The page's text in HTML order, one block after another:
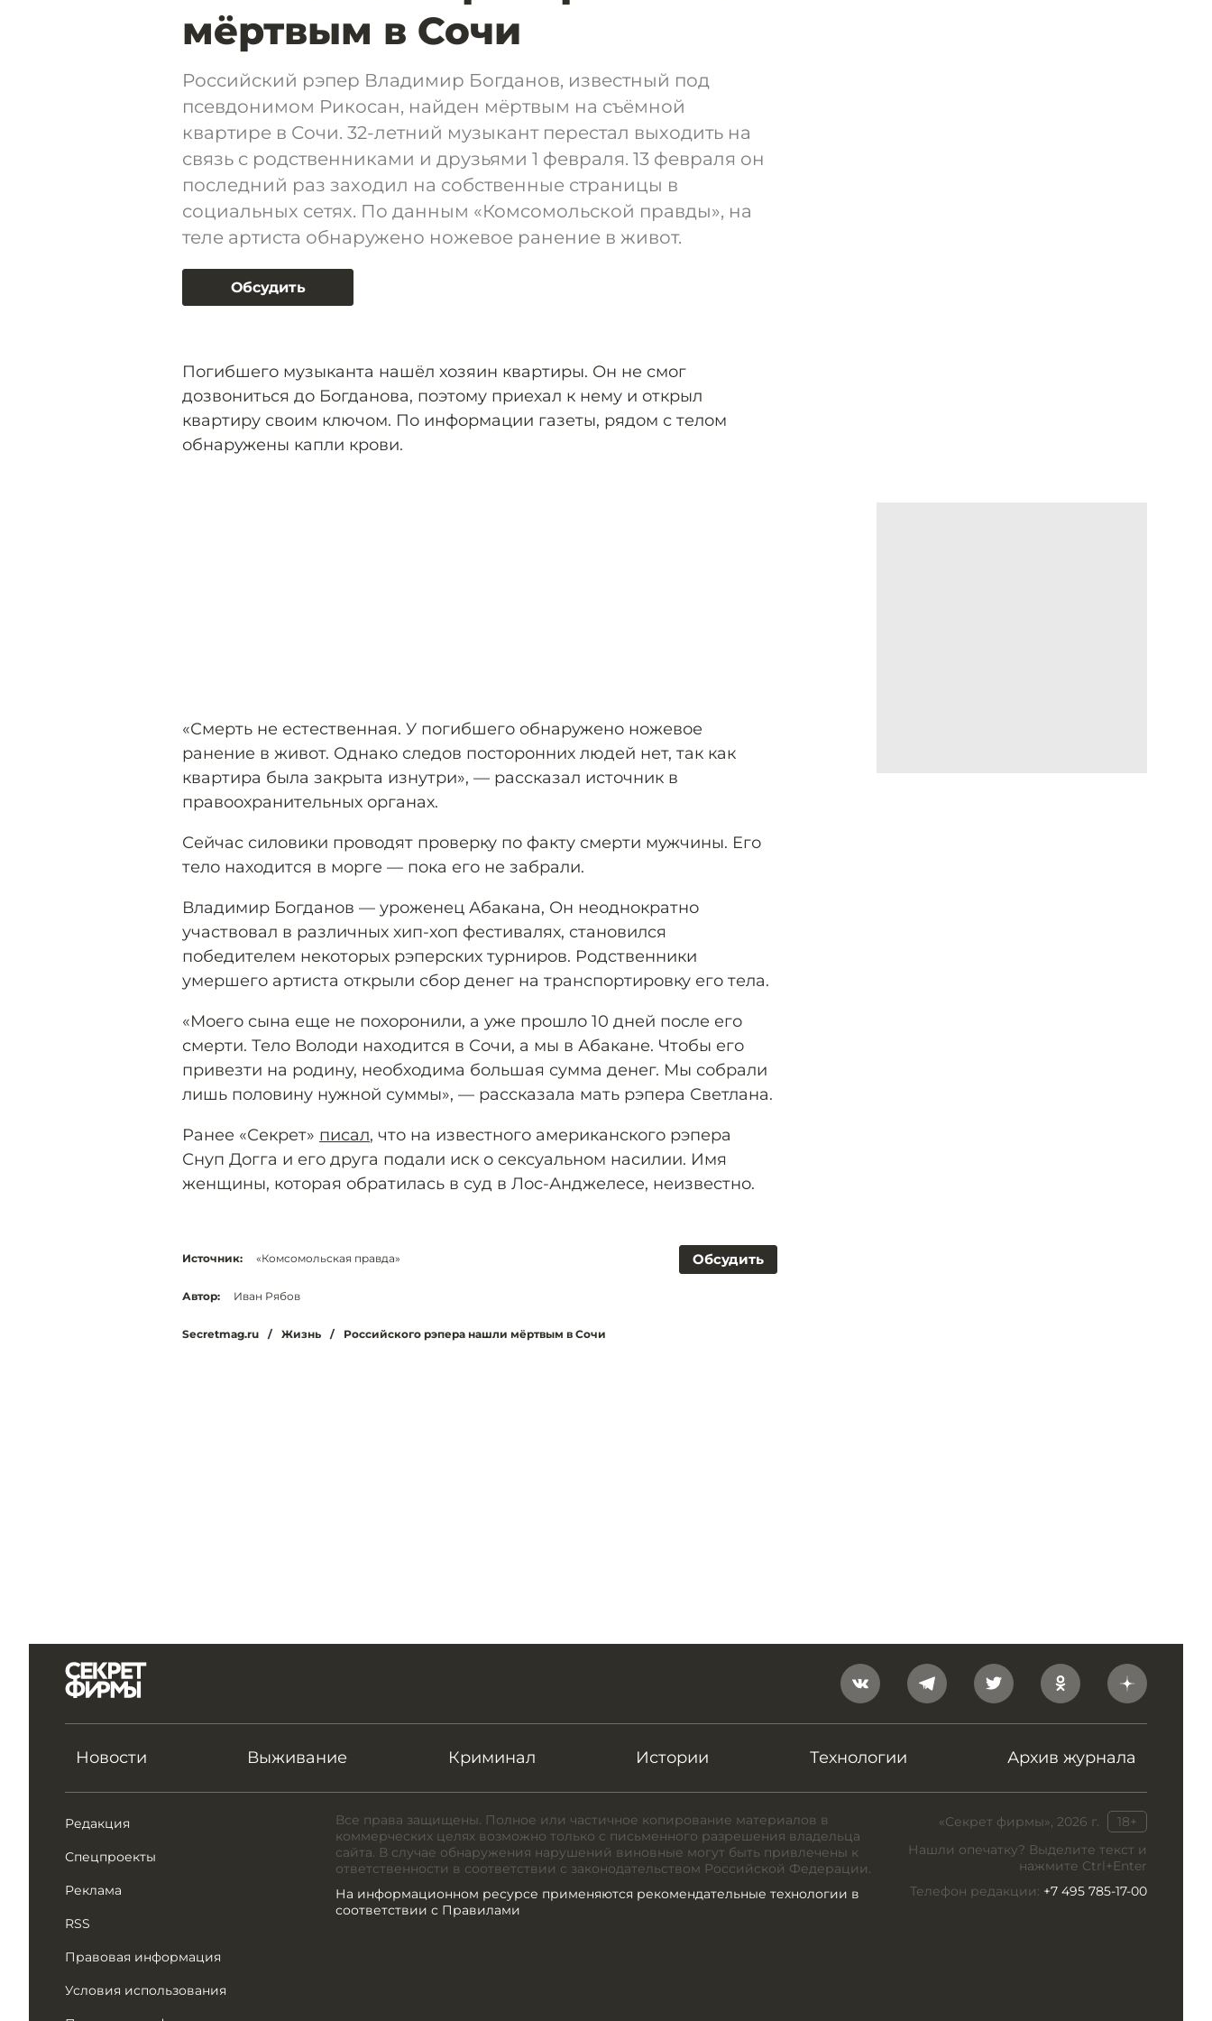
мёртвым в Сочи
Российский рэпер Владимир Богданов, известный под
псевдонимом Рикосан, найден мёртвым на съёмной
квартире в Сочи. 32-летний музыкант перестал выходить на
связь с родственниками и друзьями 1 февраля. 13 февраля он
последний раз заходил на собственные страницы в
социальных сетях. По данным «Комсомольской правды», на
теле артиста обнаружено ножевое ранение в живот.
Обсудить
Погибшего музыканта нашёл хозяин квартиры. Он не смог
дозвониться до Богданова, поэтому приехал к нему и открыл
квартиру своим ключом. По информации газеты, рядом с телом
обнаружены капли крови.
«Смерть не естественная. У погибшего обнаружено ножевое
ранение в живот. Однако следов посторонних людей нет, так как
квартира была закрыта изнутри», — рассказал источник в
правоохранительных органах.
Сейчас силовики проводят проверку по факту смерти мужчины. Его
тело находится в морге — пока его не забрали.
Владимир Богданов — уроженец Абакана, Он неоднократно
участвовал в различных хип-хоп фестивалях, становился
победителем некоторых рэперских турниров. Родственники
умершего артиста открыли сбор денег на транспортировку его тела.
«Моего сына еще не похоронили, а уже прошло 10 дней после его
смерти. Тело Володи находится в Сочи, а мы в Абакане. Чтобы его
привезти на родину, необходима большая сумма денег. Мы собрали
лишь половину нужной суммы», — рассказала мать рэпера Светлана.
Ранее «Секрет» писал, что на известного американского рэпера
Снуп Догга и его друга подали иск о сексуальном насилии. Имя
женщины, которая обратилась в суд в Лос-Анджелесе, неизвестно.
Обсудить
Источник: «Комсомольская правда»
Автор: Иван Рябов
Secretmag.ru / Жизнь / Российского рэпера нашли мёртвым в Сочи
Новости Выживание Криминал Истории Технологии Архив журнала
Редакция
Спецпроекты
Реклама
RSS
Правовая информация
Условия использования
«Секрет фирмы», 2026 г.
18+
Нашли опечатку? Выделите текст и
нажмите Ctrl+Enter
Телефон редакции: +7 495 785-17-00
Все права защищены. Полное или частичное копирование материалов в
коммерческих целях возможно только с письменного разрешения владельца
сайта. В случае обнаружения нарушений виновные могут быть привлечены к
ответственности в соответствии с законодательством Российской Федерации.
На информационном ресурсе применяются рекомендательные технологии в
соответствии с Правилами